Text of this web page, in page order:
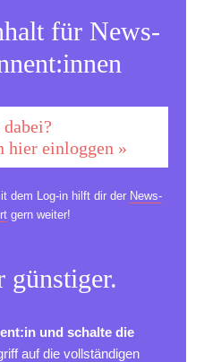
für News-
dabei?
hier einloggen »
dem Log-in hilft dir der News-
gern weiter!
günstiger.
und schalte die
auf die vollständigen